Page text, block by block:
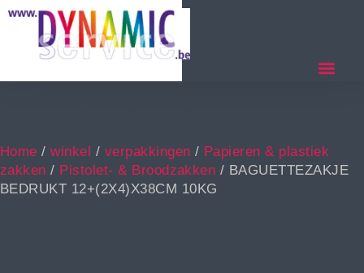
Home /winkel / verpakkingen / Papieren & plastiek
zakken / Pistolet- & Broodzakken / BAGUETTEZAKJE
BEDRUKT 12+(2X4)X38CM 10KG